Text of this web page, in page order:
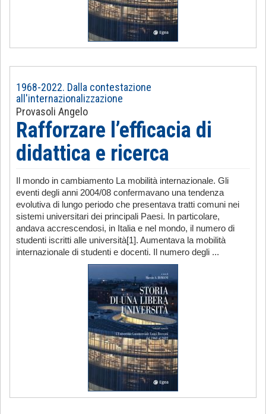
1968-2022. Dalla contestazione
all'internazionalizzazione
Provasoli Angelo
Rafforzare l’efficacia di
didattica e ricerca
Il mondo in cambiamento La mobilità internazionale. Gli
eventi degli anni 2004/08 confermavano una tendenza
evolutiva di lungo periodo che presentava tratti comuni nei
sistemi universitari dei principali Paesi. In particolare,
andava accrescendosi, in Italia e nel mondo, il numero di
studenti iscritti alle università[1]. Aumentava la mobilità
internazionale di studenti e docenti. Il numero degli ...